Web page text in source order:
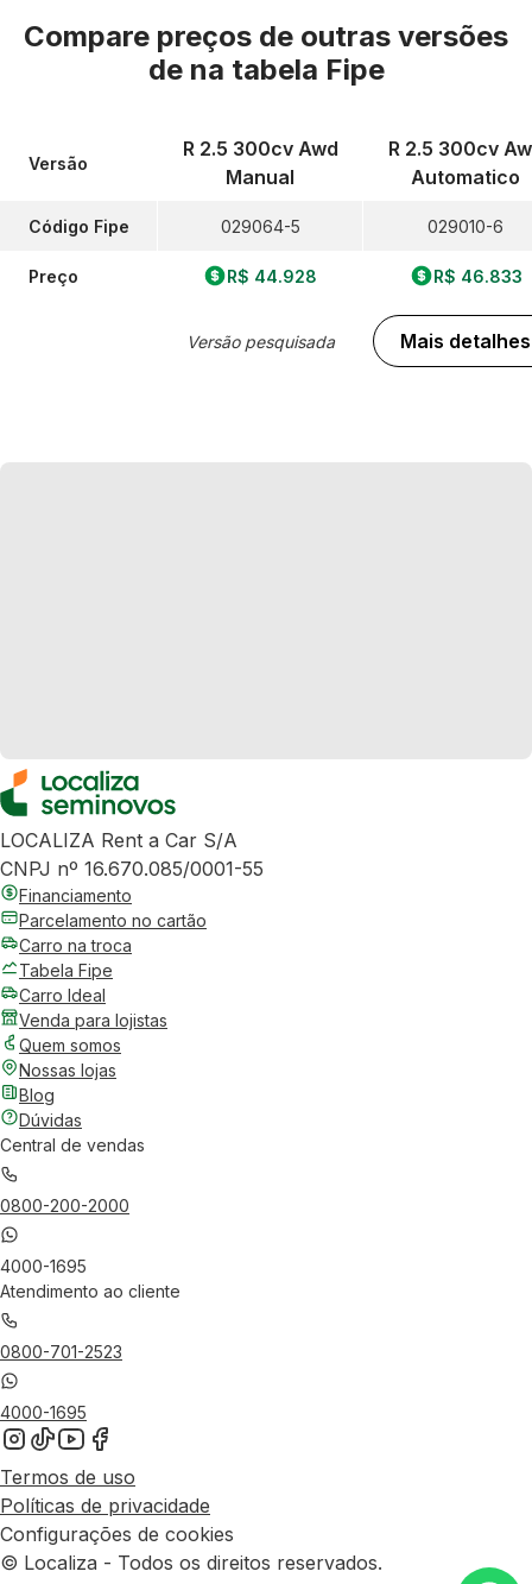
Compare preços de outras versões
de na tabela Fipe
Versão
Código Fipe
Preço
R 2.5 300cv Awd
Manual
029064-5
R$ 44.928
Versão pesquisada
R 2.5 300cv
Automatico
029010-6
R$ 46.833
Mais detalhes
LOCALIZA Rent a Car S/A
CNPJ nº 16.670.085/0001-55
Financiamento
Parcelamento no cartão
Carro na troca
Tabela Fipe
Carro Ideal
Venda para lojistas
Quem somos
Nossas lojas
Blog
Dúvidas
Central de vendas
0800-200-2000
4000-1695
Atendimento ao cliente
0800-701-2523
4000-1695
Termos de uso
Políticas de privacidade
Configurações de cookies
© Localiza - Todos os direitos reservados.